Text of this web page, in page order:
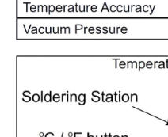
סרט יונק בדיל - עובי 3 מ''מ -
CHEMTRONICS 80-3-5